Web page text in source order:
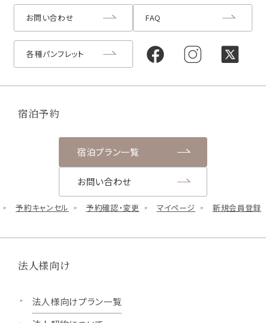
お問い合わせ FAQ
各種パンフレット
宿泊予約
宿泊プラン一覧
お問い合わせ
予約キャンセル 予約確認・変更 マイページ 新規会員登録
法人様向け
法人様向けプラン一覧